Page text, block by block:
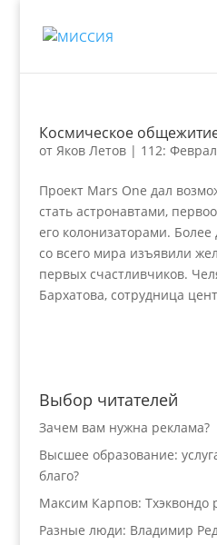
Космическое
от Яков Летов| 112:
Проект Mars One дал
стать астронавтами,
его колонизаторами. Более
со всего мира изъявили
первых счастливчиков.
Бархатова, сотрудница
Выбор читателей
Зачем вам нужна реклама?
Высшее образование:
благо?
Максим Карпов: Тхэквондо
Разные люди: Владимир